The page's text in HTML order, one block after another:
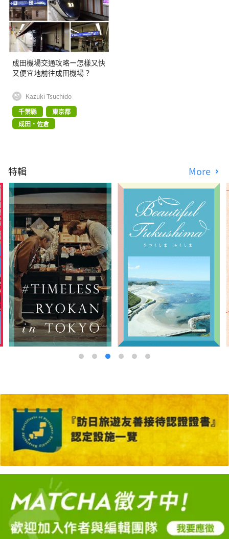
成田機場交通攻略ー怎樣又快
又便宜地前往成田機場？
Kazuki Tsuchido
千葉縣
東京都
成田・佐倉
特輯 More